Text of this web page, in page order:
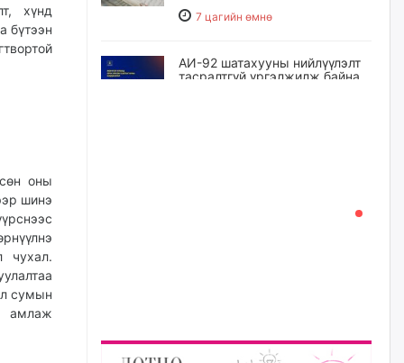
хүнд
бүтээн
оны
шинэ
чухал.
сумын
амлаж
7 цагийн өмнө
АИ-92 шатахууны нийлүүлэлт
тасралтгүй үргэлжилж байна